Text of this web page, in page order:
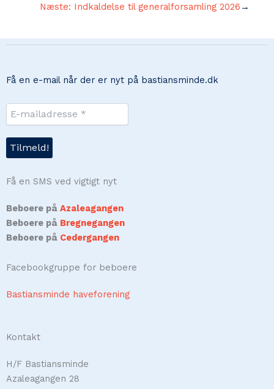
Næste: Indkaldelse til generalforsamling 2026 →
Få en e-mail når der er nyt på bastiansminde.dk
Få en SMS ved vigtigt nyt
Beboere på Azaleagangen
Beboere på Bregnegangen
Beboere på Cedergangen
Facebookgruppe for beboere
Bastiansminde haveforening
Kontakt
H/F Bastiansminde
Azaleagangen 28